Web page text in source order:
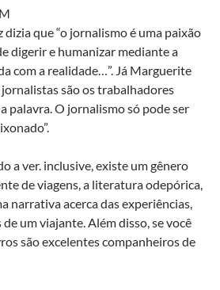
que “o jornalismo é uma paixão
digerir e humanizar mediante a
com a realidade…”. Já Marguerite
jornalistas são os trabalhadores
palavra. O jornalismo só pode ser
a ver. inclusive, existe um gênero
de viagens, a literatura odepórica,
narrativa acerca das experiências,
um viajante. Além disso, se você
são excelentes companheiros de